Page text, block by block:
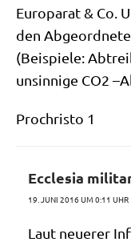
Euro­pa­rat & Co.
den
(Bei­spie­le:
unsin­ni­ge CO2
Pro­chri­sto 1
Ecclesia
19. JUNI 2016 UM 0:11 UHR
Laut neue­rer